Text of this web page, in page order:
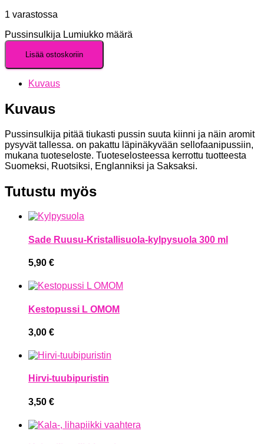
1 varastossa
Pussinsulkija Lumiukko määrä
Lisää ostoskoriin
Kuvaus
Kuvaus
Pussinsulkija pitää tiukasti pussin suuta kiinni ja näin aromit
pysyvät tallessa. on pakattu läpinäkyvään sellofaanipussiin,
mukana tuoteseloste. Tuoteselosteessa kerrottu tuotteesta
Suomeksi, Ruotsiksi, Englanniksi ja Saksaksi.
Tutustu myös
Sade Ruusu-Kristallisuola-kylpysuola 300 ml
5,90 €
Kestopussi L OMOM
3,00 €
Hirvi-tuubipuristin
3,50 €